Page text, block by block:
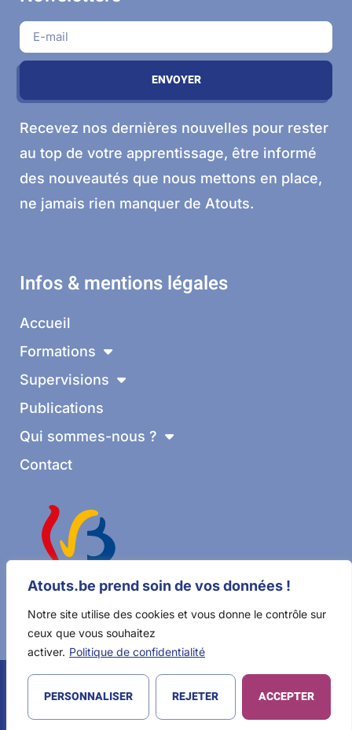
Atouts.be prend soin de vos données !
Notre site utilise des cookies et vous donne le contrôle sur
ceux que vous souhaitez
activer. Politique de confidentialité
PERSONNALISER REJETER ACCEPTER
ENVOYER
Recevez nos dernières nouvelles pour rester
au top de votre apprentissage, être informé
des nouveautés que nous mettons en place,
ne jamais rien manquer de Atouts.
Infos & mentions légales
Accueil
Formations
Supervisions
Publications
Qui sommes-nous ?
Contact
© 2023 Atouts ASBL | Réalisé parAcolyte Agency